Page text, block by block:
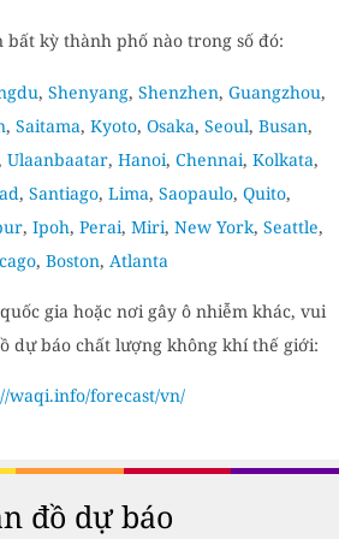
bất kỳ thành phố nào trong số đó:
, Shenyang, Shenzhen, Guangzhou,
, Saitama, Kyoto, Osaka, Seoul, Busan,
, Ulaanbaatar, Hanoi, Chennai, Kolkata,
, Santiago, Lima, Saopaulo, Quito,
, Ipoh, Perai, Miri, New York, Seattle,
, Boston, Atlanta
gia hoặc nơi gây ô nhiễm khác, vui
dự báo chất lượng không khí thế giới:
waqi.info/forecast/vn/
đồ dự báo